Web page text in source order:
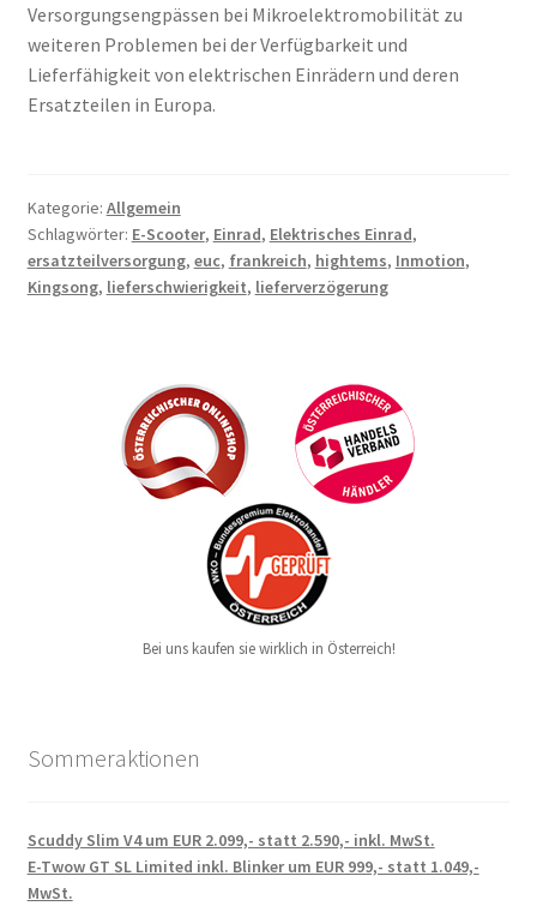
Versorgungsengpässen bei Mikroelektromobilität zu
weiteren Problemen bei der Verfügbarkeit und
Lieferfähigkeit von elektrischen Einrädern und deren
Ersatzteilen in Europa.
Kategorie: Allgemein
Schlagwörter: E-Scooter, Einrad, Elektrisches Einrad,
ersatzteilversorgung, euc, frankreich, hightems, Inmotion,
Kingsong, lieferschwierigkeit, lieferverzögerung
Bei uns kaufen sie wirklich in Österreich!
Sommeraktionen
Scuddy Slim V4 um EUR 2.099,- statt 2.590,- inkl. MwSt.
E-Twow GT SL Limited inkl. Blinker um EUR 999,- statt 1.049,-
MwSt.